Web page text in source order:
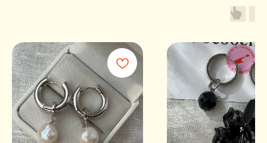
Сайт разработан
Digital-Step